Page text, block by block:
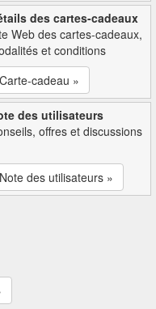
des cartes-cadeaux
Web des cartes-cadeaux,
et conditions
Carte-cadeau »
des utilisateurs
offres et discussions
Note des utilisateurs »